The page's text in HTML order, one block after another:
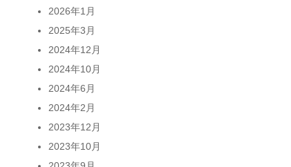
2026年1月
2025年3月
2024年12月
2024年10月
2024年6月
2024年2月
2023年12月
2023年10月